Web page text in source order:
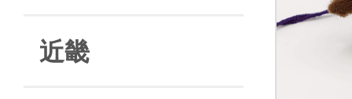
近畿